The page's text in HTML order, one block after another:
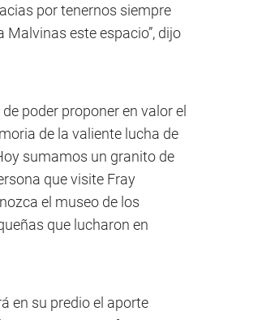
por tenernos siempre
este espacio”, dijo
poder proponer en valor el
de la valiente lucha de
sumamos un granito de
que visite Fray
el museo de los
que lucharon en
en su predio el aporte